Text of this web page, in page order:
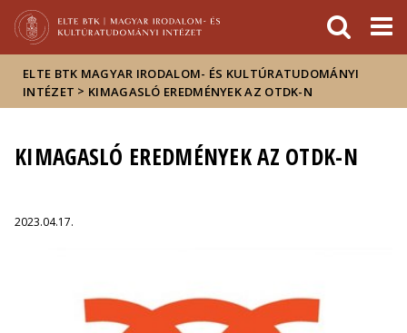
Hírek
Események
ELTE a
sajtóban
ELTE BTK MAGYAR IRODALOM- ÉS KULTÚRATUDOMÁNYI
INTÉZET > KIMAGASLÓ EREDMÉNYEK AZ OTDK-N
KIMAGASLÓ EREDMÉNYEK AZ OTDK-N
2023.04.17.